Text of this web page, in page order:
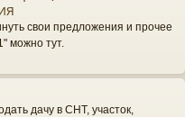
свои предложения и прочее
можно тут.
дачу в СНТ, участок,